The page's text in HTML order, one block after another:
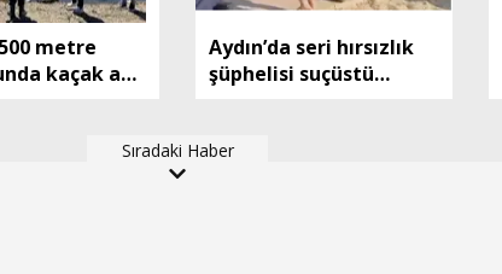
metre
kaçak ağ
Aydın’da seri hırsızlık
şüphelisi suçüstü
Sıradaki Haber